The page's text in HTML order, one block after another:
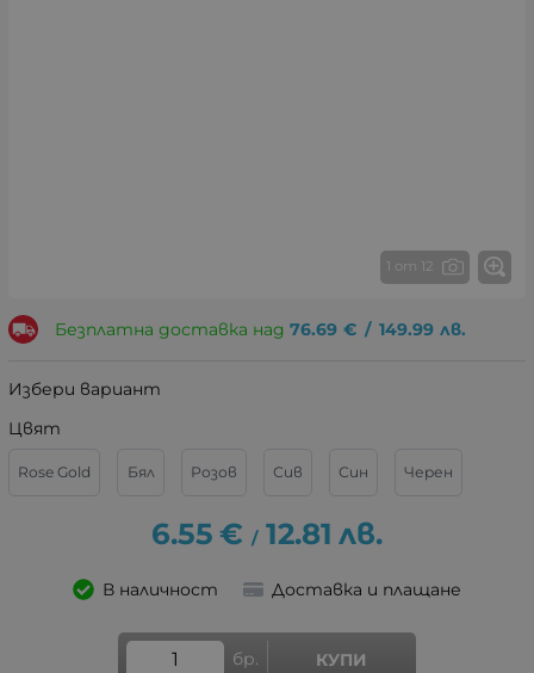
1 от 12
Безплатна доставка над 76.69 € / 149.99 лв.
Избери вариант
Цвят
Rose Gold Бял Розов Сив Син Черен
6.55 € / 12.81 лв.
В наличност Доставка и плащане
бр. КУПИ